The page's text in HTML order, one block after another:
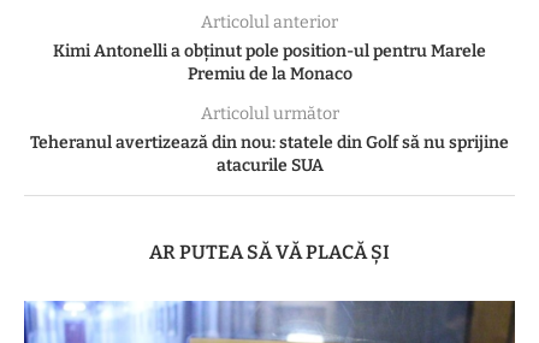
Articolul anterior
Kimi Antonelli a obținut pole position-ul pentru Marele
Premiu de la Monaco
Articolul următor
Teheranul avertizează din nou: statele din Golf să nu sprijine
atacurile SUA
AR PUTEA SĂ VĂ PLACĂ ȘI